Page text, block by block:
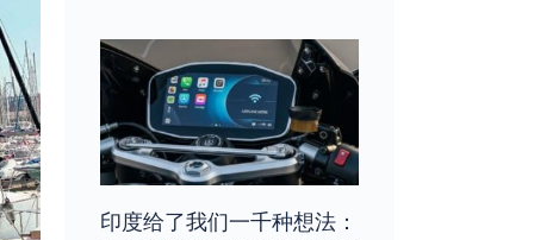
印度给了我们一千种想法：